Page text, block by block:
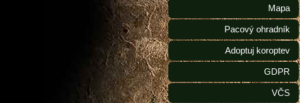
Mapa
Pacový ohradník
Adoptuj koroptev
GDPR
VČS